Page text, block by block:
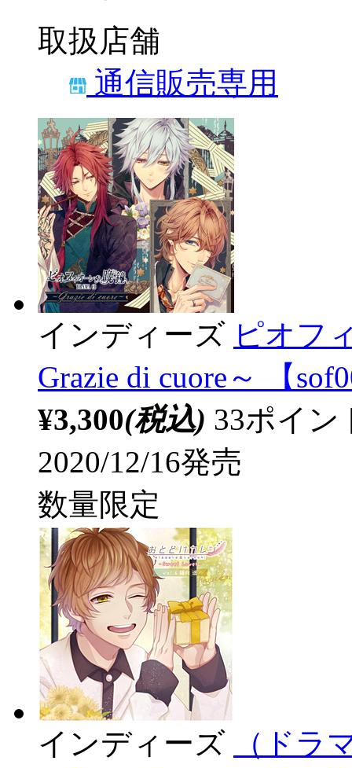
取扱店舗
通信販売専用
インディーズ ピオフ
Grazie di cuore～ 【
¥3,300(税込) 33ポイ
2020/12/16発売
数量限定
インディーズ
（ドラ